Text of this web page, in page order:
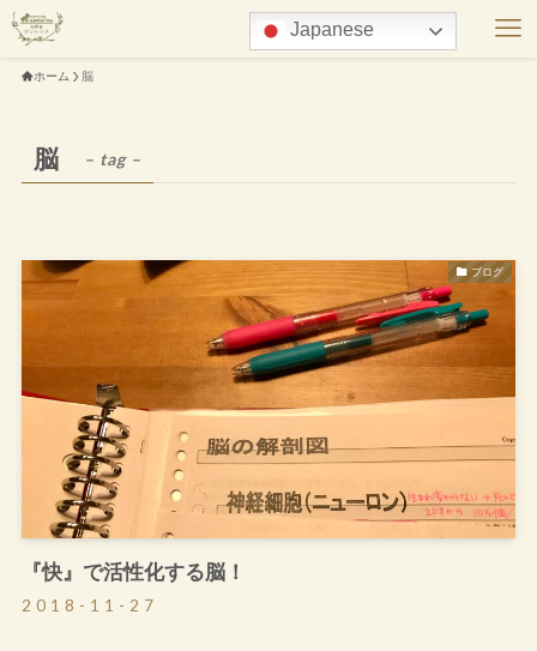
ホーム 脳
脳 – tag –
ブログ
『快』で活性化する脳！
2018-11-27
Japanese